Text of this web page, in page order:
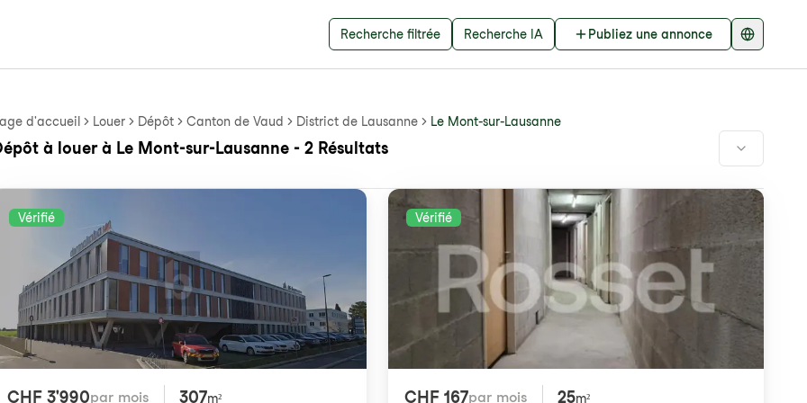
Recherche filtrée Recherche IA Publiez une annonce
d'accueil Louer Dépôt Canton de Vaud District de Lausanne Le Mont-sur-Lausanne
à louer à Le Mont-sur-Lausanne - 2 Résultats
Vérifié
CHF 3'990par mois 307m²
Vérifié
CHF 167par mois 25m²